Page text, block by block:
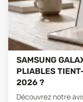
SAMSUNG
PLIABLES
2026 ?
Découvrez notre